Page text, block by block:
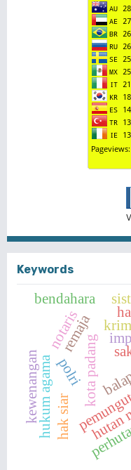
Keywords
kota padang
hak siar
remaja
notaris
hukum agama
bendahara
kewenangan polri